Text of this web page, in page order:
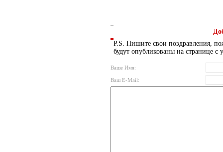
P.S. Пишите свои поздравления,
будут опубликованы на странице с
Ваше Имя:
Ваш E-Mail: